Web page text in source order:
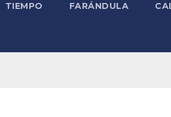
TIEMPO FARÁNDULA